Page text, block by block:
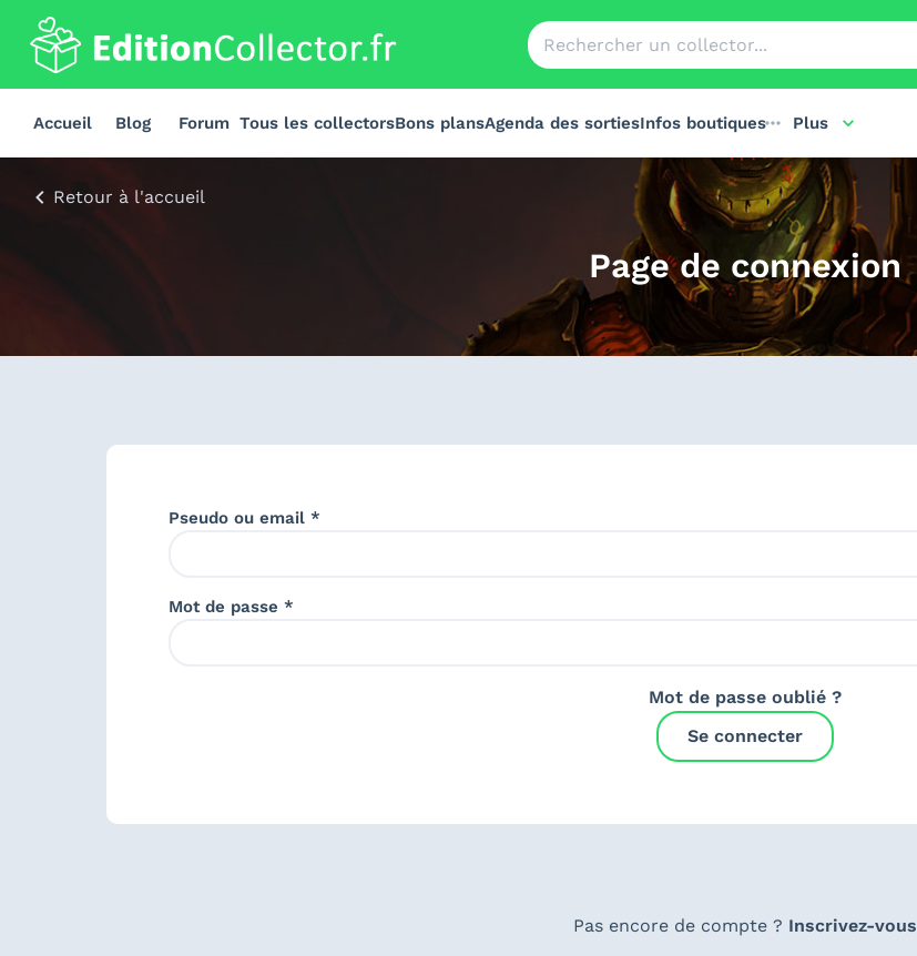
Accueil Blog Forum Tous les collectorsBons plansAgenda des sortiesInfos boutiques Plus
Retour à l'accueil
Page de connexion
Pseudo ou email *
Mot de passe *
Mot de passe oublié ?
Se connecter
Pas encore de compte ? Inscrivez-vous